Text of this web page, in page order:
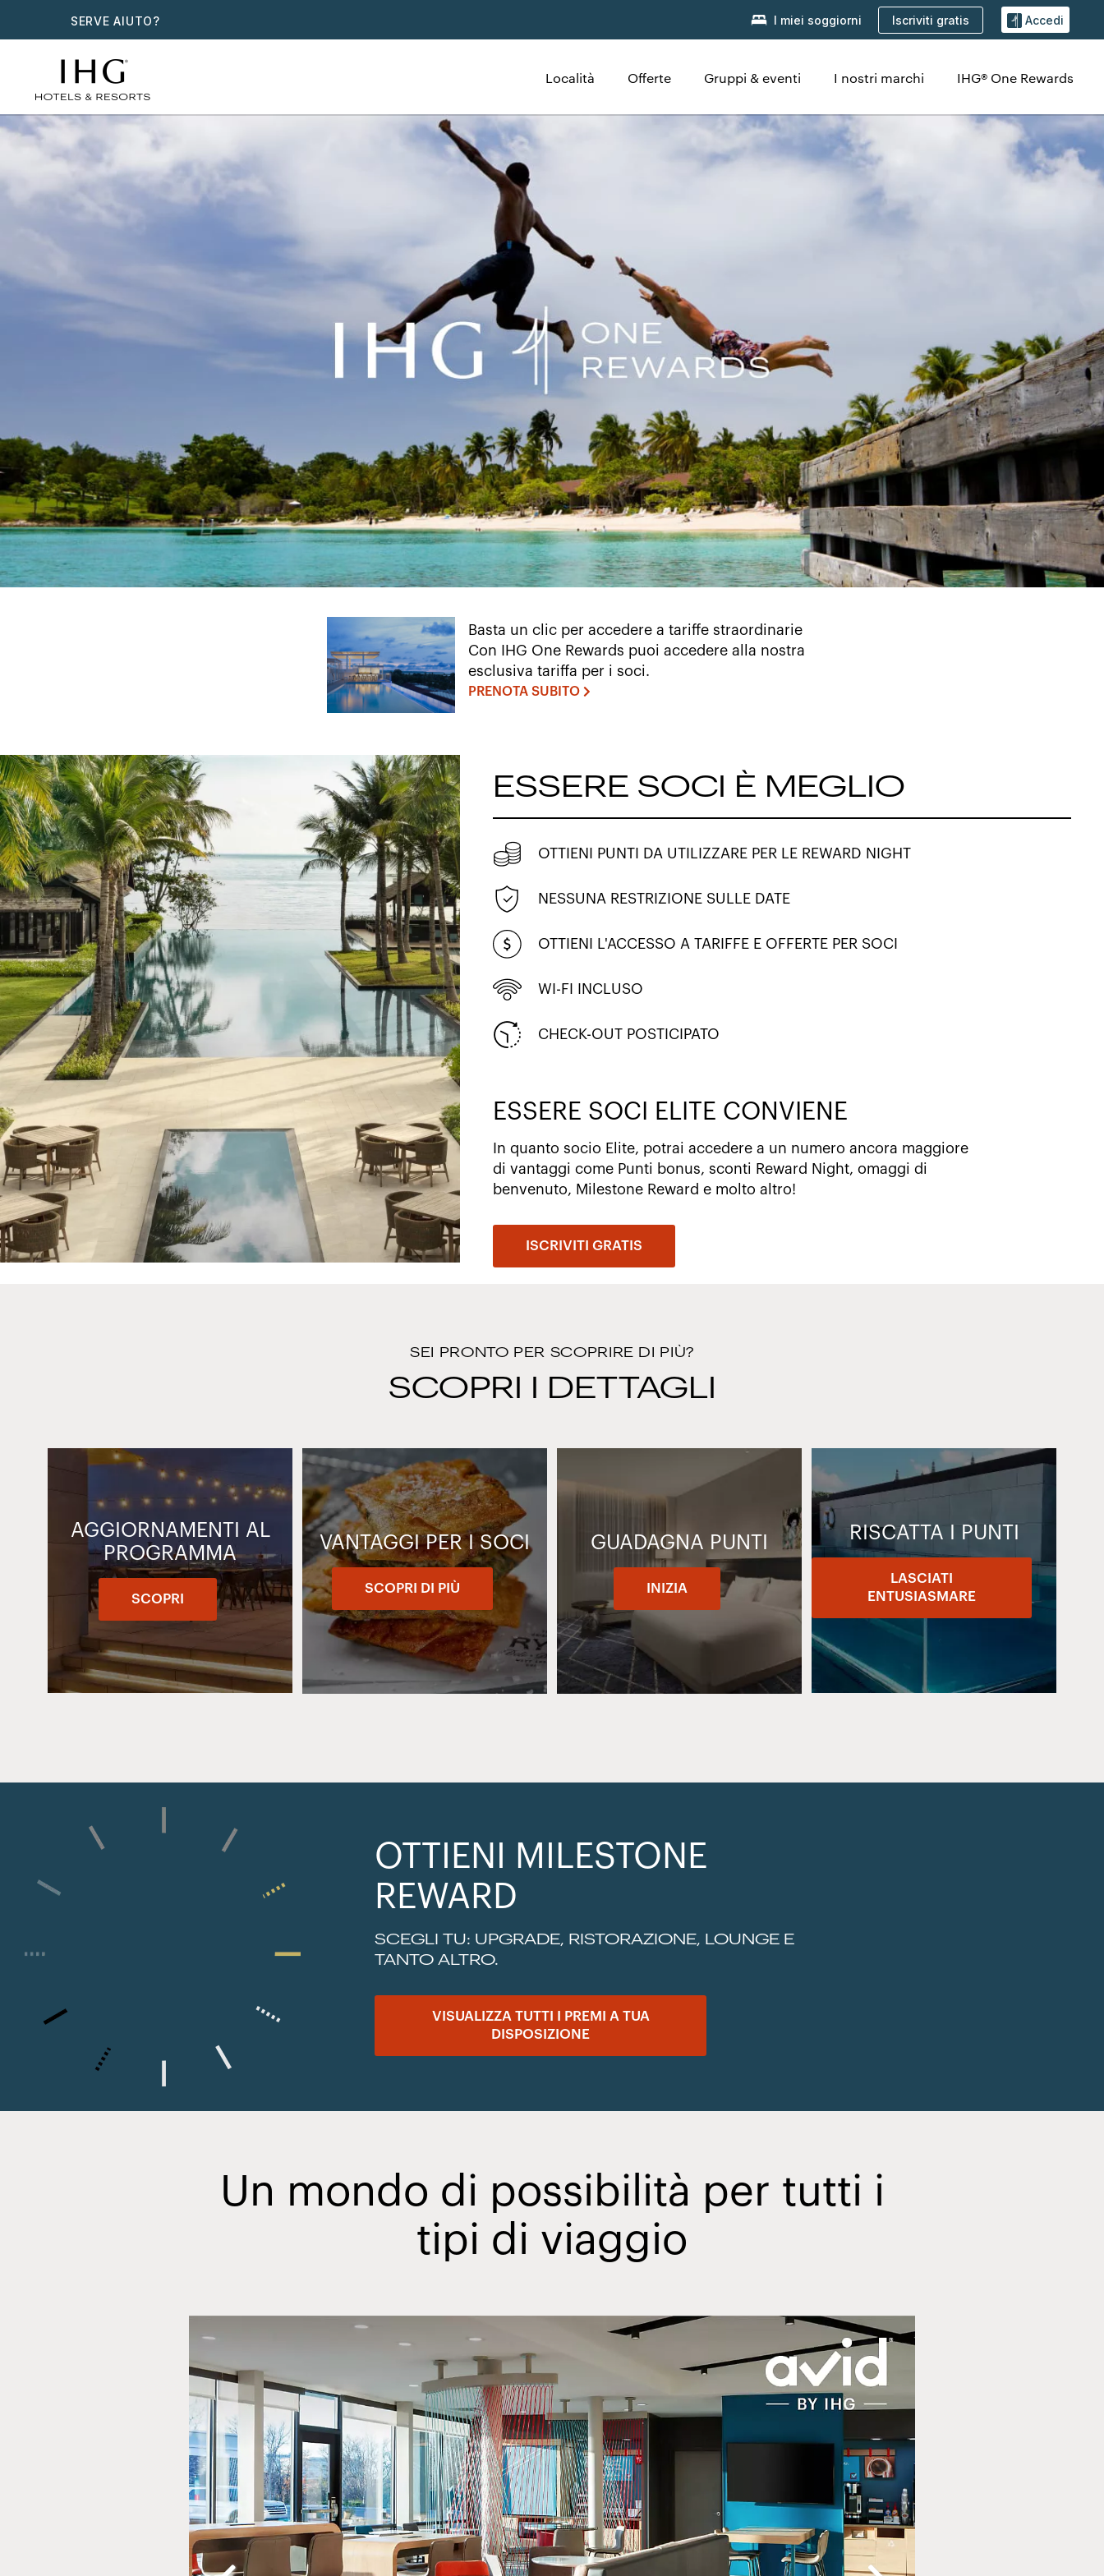
SERVE AIUTO? I miei soggiorni Iscriviti gratis Accedi
Località Offerte Gruppi & eventi I nostri marchi IHG® One Rewards
Basta un clic per accedere a tariffe straordinarie
Con IHG One Rewards puoi accedere alla nostra
esclusiva tariffa per i soci.
PRENOTA SUBITO
ESSERE SOCI È MEGLIO
OTTIENI PUNTI DA UTILIZZARE PER LE REWARD NIGHT
NESSUNA RESTRIZIONE SULLE DATE
OTTIENI L'ACCESSO A TARIFFE E OFFERTE PER SOCI
WI-FI INCLUSO
CHECK-OUT POSTICIPATO
ESSERE SOCI ELITE CONVIENE
In quanto socio Elite, potrai accedere a un numero ancora maggiore
di vantaggi come Punti bonus, sconti Reward Night, omaggi di
benvenuto, Milestone Reward e molto altro!
ISCRIVITI GRATIS
SEI PRONTO PER SCOPRIRE DI PIÙ?
SCOPRI I DETTAGLI
AGGIORNAMENTI AL
PROGRAMMA
SCOPRI
VANTAGGI PER I SOCI
SCOPRI DI PIÙ
GUADAGNA PUNTI
INIZIA
RISCATTA I PUNTI
LASCIATI
ENTUSIASMARE
OTTIENI MILESTONE
REWARD
SCEGLI TU: UPGRADE, RISTORAZIONE, LOUNGE E
TANTO ALTRO.
VISUALIZZA TUTTI I PREMI A TUA
DISPOSIZIONE
Un mondo di possibilità per tutti i
tipi di viaggio
Slide
20